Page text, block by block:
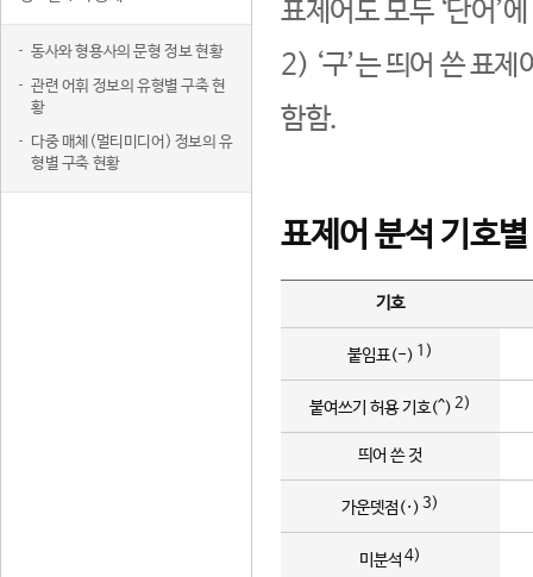
동사와 형용사의 문형 정보 현황
관련 어휘 정보의 유형별 구축 현
황
다중 매체(멀티미디어) 정보의 유
형별 구축 현황
표제어도 모두 ‘단어’
2) ‘구’는 띄어 쓴 표
함함.
표제어 분석 기호
기호
붙임표(-) 1)
붙여쓰기 허용 기호(^) 2)
띄어 쓴 것
가운뎃점(·) 3)
미분석 4)